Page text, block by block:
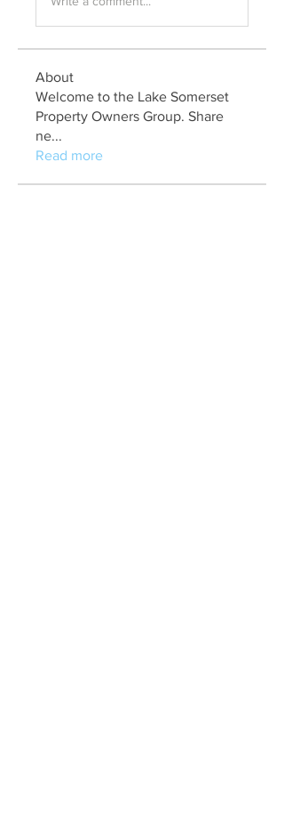
About
Welcome to the Lake Somerset
Property Owners Group. Share
ne...
Read more